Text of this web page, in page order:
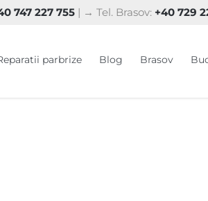
747 227 755 | → Tel. Brasov: +40 729
parbrize Blog Brasov